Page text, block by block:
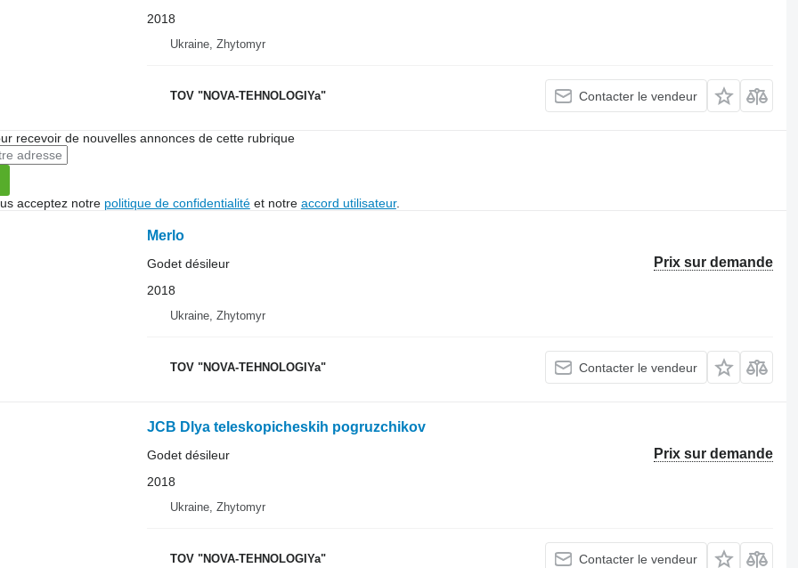
2018
Ukraine, Zhytomyr
TOV "NOVA-TEHNOLOGIYa" Contacter le vendeur
recevoir de nouvelles annonces de cette rubrique
acceptez notre politique de confidentialitéet notre accord utilisateur.
Merlo
Prix sur demande
Godet désileur
2018
Ukraine, Zhytomyr
TOV "NOVA-TEHNOLOGIYa" Contacter le vendeur
JCB Dlya teleskopicheskih pogruzchikov
Prix sur demande
Godet désileur
2018
Ukraine, Zhytomyr
TOV "NOVA-TEHNOLOGIYa" Contacter le vendeur